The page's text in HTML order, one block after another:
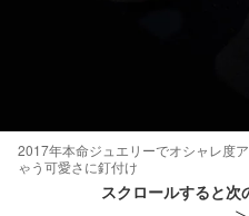
2017年本命ジュエリーでオシャレ度
ゃう可愛さに釘付け
スクロールすると次